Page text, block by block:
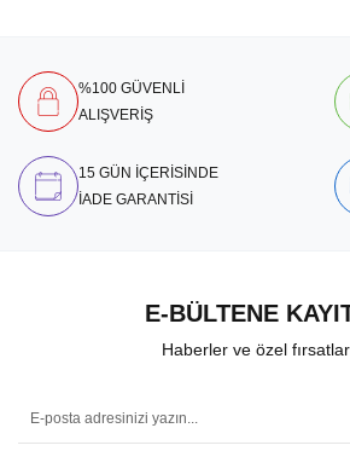
%100 GÜVENLİ
ALIŞVERİŞ
15 GÜN İÇERİSİNDE
İADE GARANTİSİ
E-BÜLTENE
Haberler ve özel